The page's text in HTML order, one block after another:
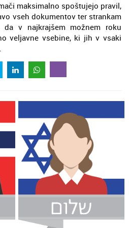
maksimalno spoštujejo pravil,
vseh dokumentov ter strankam
v najkrajšem možnem roku
veljavne vsebine, ki jih v vsaki